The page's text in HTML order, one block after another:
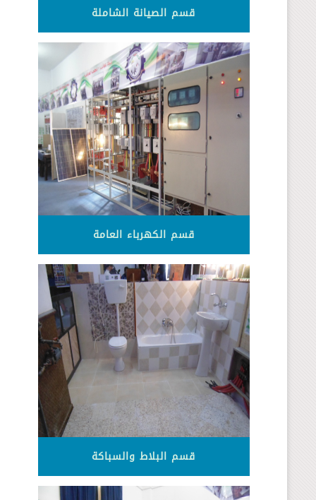
قسم الصيانة الشاملة
قسم الكهرباء العامة
قسم البلاط والسباكة